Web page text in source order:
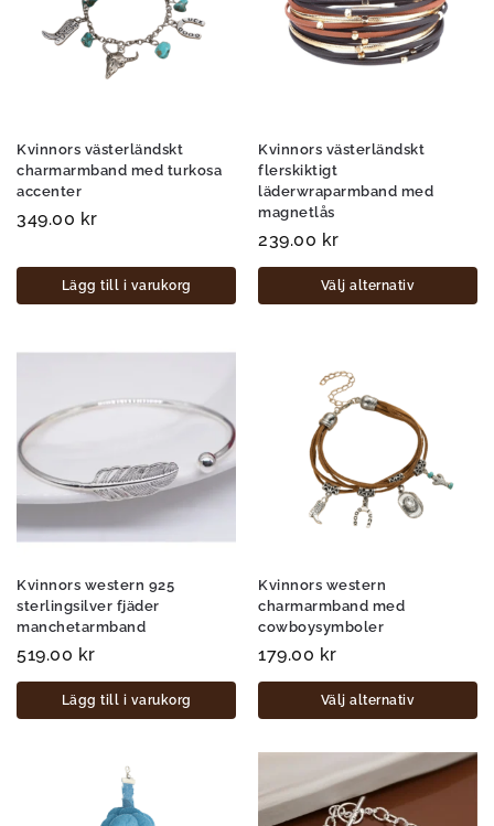
Kvinnors västerländskt
charmarmband med turkosa
accenter
349.00 kr
Lägg till i varukorg
Kvinnors västerländskt
flerskiktigt
läderwraparmband med
magnetlås
239.00 kr
Välj alternativ
Kvinnors western 925
sterlingsilver fjäder
manchetarmband
519.00 kr
Lägg till i varukorg
Kvinnors western
charmarmband med
cowboysymboler
179.00 kr
Välj alternativ